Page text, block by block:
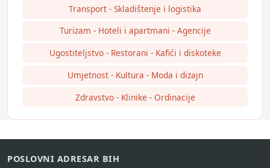
Transport - Skladištenje i logistika
Turizam - Hoteli i apartmani - Agencije
Ugostiteljstvo - Restorani - Kafići i diskoteke
Umjetnost - Kultura - Moda i dizajn
Zdravstvo - Klinike - Ordinacije
POSLOVNI ADRESAR BIH